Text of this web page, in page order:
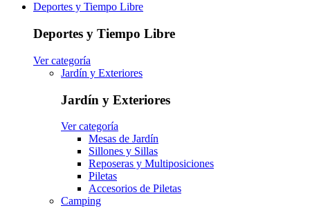
Deportes y Tiempo Libre
Deportes y Tiempo Libre
Ver categoría
Jardín y Exteriores
Jardín y Exteriores
Ver categoría
Mesas de Jardín
Sillones y Sillas
Reposeras y Multiposiciones
Piletas
Accesorios de Piletas
Camping